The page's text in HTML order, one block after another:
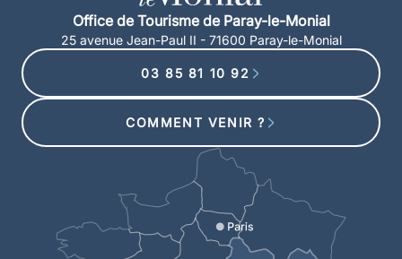
Office de Tourisme de Paray-le-Monial
25 avenue Jean-Paul II - 71600 Paray-le-Monial
03 85 81 10 92
COMMENT VENIR ?